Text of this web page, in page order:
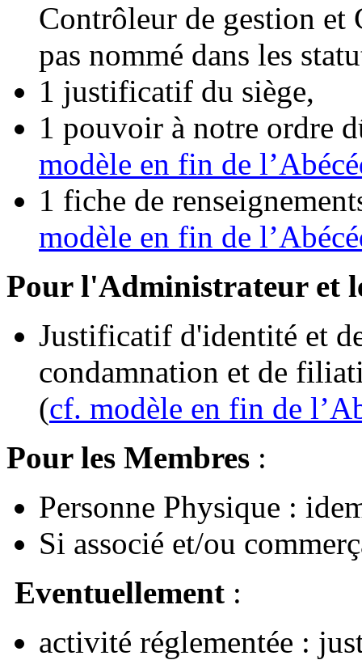
Contrôleur de gestion et
pas nommé dans les
1 justificatif du siège,
1 pouvoir à notre ordre
modèle en fin de
1 fiche de
modèle en fin de
Pour l'Administrateur et
Justificatif d'identité et
condamnation et de
(cf. modèle en fin de
Pour les Membres :
Personne Physique :
Si associé et/ou
Eventuellement :
activité réglementée :